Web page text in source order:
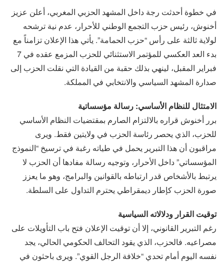
في خطوة أحدثت رجة داخل المشهد الحزبي المغربي، أعلن عزيز
أخنوش، رئيس حزب التجمع الوطني للأحرار، عدم نية ترشحه
لولاية ثالثة على رأس “حزب الحمامة”. يأتي هذا الإعلان تزامناً مع
بدء العد العكسي للمؤتمر الاستثنائي للحزب المزمع عقده في 7
فبراير المقبل، لينهي بذلك حقبة من القيادة التي نقلت الحزب إلى
صدارة المشهد السياسي والانتخابي في المملكة.
الامتثال للنظام الأساسي: رسالة مؤسساتية
برر أخنوش قراره بالالتزام الصارم بمقتضيات النظام الأساسي
للحزب، الذي يحصر رئاسة الحزب في ولايتين فقط. ويرى
مراقبون أن هذا التبرير يحمل في طياته رغبة في ترسيخ “النموذج
المؤسساتي” داخل الأحرار، وتوجيه رسالة مفادها أن الحزب لا
يرتبط بالأشخاص قدر ارتباطه بالقوانين والبرامج، وهو ما يعزز
صورة الحزب كإطار ديمقراطي يحترم التداول على السلطة.
توقيت القرار ودلالاته السياسية
رغم التبرير القانوني، إلا أن توقيت الإعلان فتح باب التأويلات على
مصراعيه. فالحزب، الذي يقود التحالف الحكومي الحالي، يجد
نفسه اليوم أمام تحدي “خلافة الرجل القوي”. ويرى باحثون في